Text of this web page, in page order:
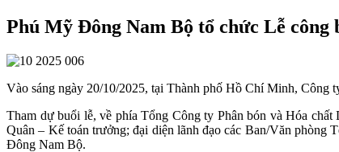
Phú Mỹ Đông Nam Bộ tổ chức Lễ công
Vào sáng ngày 20/10/2025, tại Thành phố Hồ Chí Minh, Công
Tham dự buổi lễ, về phía Tổng Công ty Phân bón và Hóa
Quân – Kế toán trưởng; đại diện lãnh đạo các Ban/Văn
Đông Nam Bộ.